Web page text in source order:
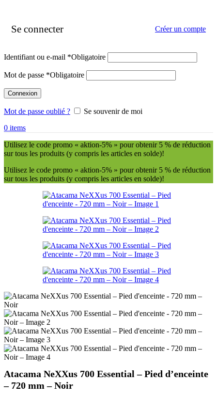
Se connecter Créer un compte
Identifiant ou e-mail *Obligatoire
Mot de passe *Obligatoire
Connexion
Mot de passe oublié ?
Se souvenir de moi
0 items
Utilisez le code promo « aktion-5% » pour obtenir 5 % de réduction
sur tous les produits (y compris les articles en solde)!
Utilisez le code promo « aktion-5% » pour obtenir 5 % de réduction
sur tous les produits (y compris les articles en solde)!
Atacama NeXXus 700 Essential – Pied d’enceinte
– 720 mm – Noir